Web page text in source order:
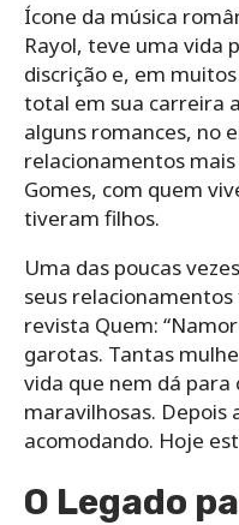
Ícone da música
Rayol, teve uma vida
discrição e, em
total em sua carreira
alguns romances, no
relacionamentos
Gomes, com quem
tiveram filhos.
Uma das poucas
seus
revista Quem:
garotas. Tantas
vida que nem dá
maravilhosas. Depois
acomodando. Hoje
O Legado